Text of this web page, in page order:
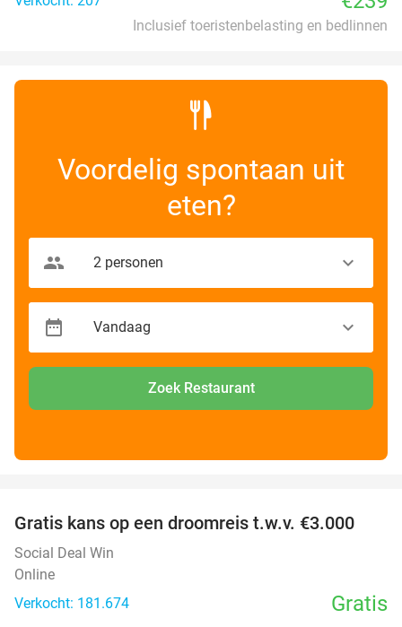
Inclusief toeristenbelasting en bedlinnen
Voordelig spontaan uit
eten?
Zoek Restaurant
Gratis kans op een droomreis t.w.v. €3.000
Social Deal Win
Online
Verkocht: 181.674
Gratis